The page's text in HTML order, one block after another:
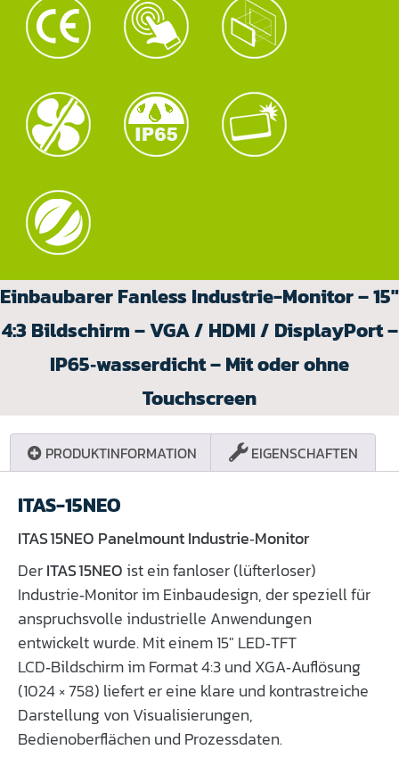
Einbaubarer Fanless Industrie-Monitor – 15″
4:3 Bildschirm – VGA / HDMI / DisplayPort –
IP65‑wasserdicht – Mit oder ohne
Touchscreen
PRODUKTINFORMATION EIGENSCHAFTEN
ITAS-15NEO
ITAS 15NEO Panelmount Industrie‑Monitor
DerITAS 15NEO ist ein fanloser (lüfterloser)
Industrie‑Monitor im Einbaudesign, der speziell für
anspruchsvolle industrielle Anwendungen
entwickelt wurde. Mit einem 15″ LED‑TFT
LCD‑Bildschirm im Format 4:3 und XGA‑Auflösung
(1024 × 758) liefert er eine klare und kontrastreiche
Darstellung von Visualisierungen,
Bedienoberflächen und Prozessdaten.